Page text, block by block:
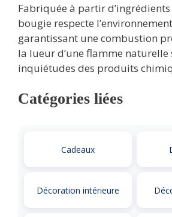
Fabriquée à partir
bougie respecte
garantissant une combustion
la lueur d’une flamme naturelle
inquiétudes des produits
Catégories liées
Cadeaux
Décoration intérieure